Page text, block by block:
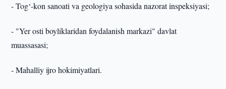
- Tog‘-kon sanoati va geologiya sohasida nazorat inspeksiyasi;
- "Yer osti boyliklaridan foydalanish markazi" davlat
muassasasi;
- Mahalliy ijro hokimiyatlari.